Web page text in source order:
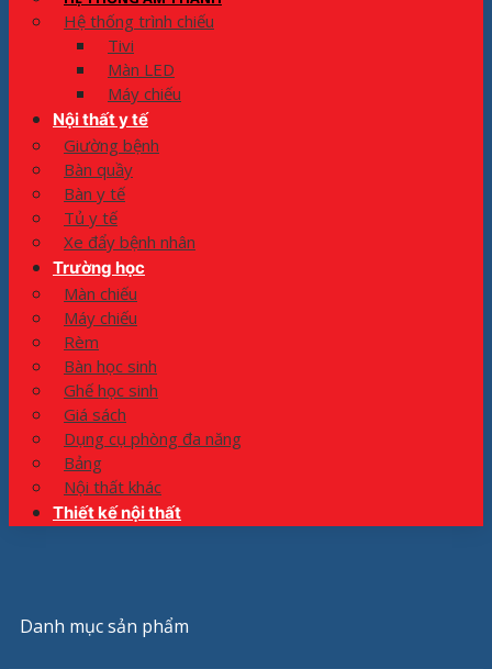
Hệ thống trình chiếu
Tivi
Màn LED
Máy chiếu
Nội thất y tế
Giường bệnh
Bàn quầy
Bàn y tế
Tủ y tế
Xe đẩy bệnh nhân
Trường học
Màn chiếu
Máy chiếu
Rèm
Bàn học sinh
Ghế học sinh
Giá sách
Dụng cụ phòng đa năng
Bảng
Nội thất khác
Thiết kế nội thất
Danh mục sản phẩm